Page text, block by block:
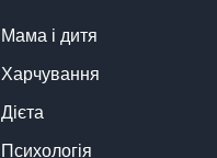
Мама і дитя
Харчування
Дієта
Психологія